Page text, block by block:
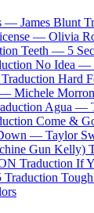
— James Blunt
— Olivia
Teeth — 5
No Idea —
Traduction Hard
— Michele
Agua —
Come &
— Taylor
Gun Kelly)
Traduction If
Traduction